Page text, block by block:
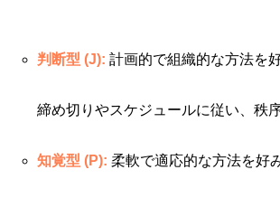
判断型 (J): 計画的で組織的な方法を
締め切りやスケジュールに従い、秩
知覚型 (P): 柔軟で適応的な方法を好